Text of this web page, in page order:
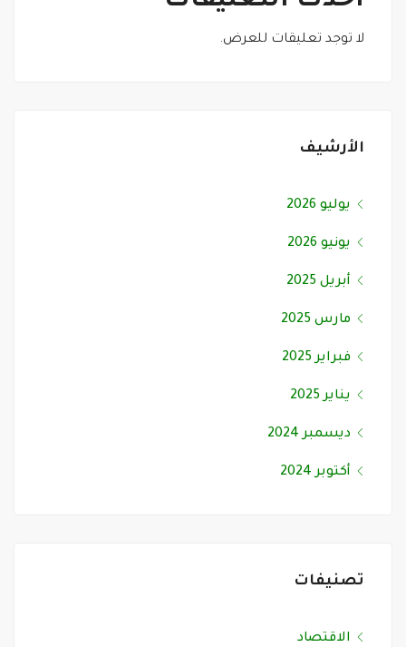
لا توجد تعليقات للعرض.
الأرشيف
يوليو 2026
يونيو 2026
أبريل 2025
مارس 2025
فبراير 2025
يناير 2025
ديسمبر 2024
أكتوبر 2024
تصنيفات
الاقتصاد